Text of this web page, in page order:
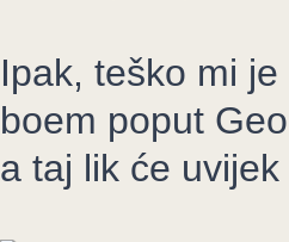
Ipak, teško mi
boem poput
a taj lik će